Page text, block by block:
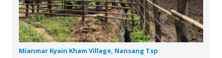
Mianmar Kyain Kham Village, Nansang Tsp